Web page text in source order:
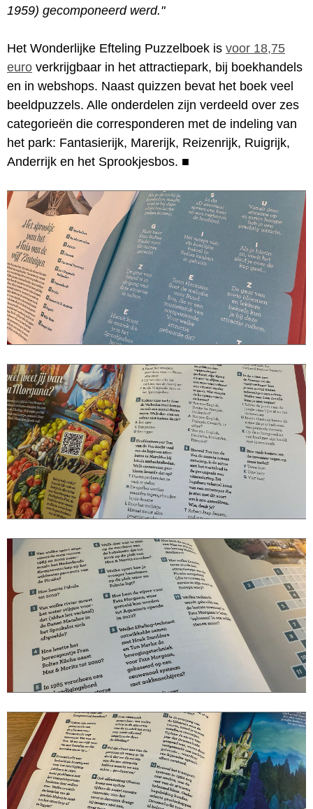
1959) gecomponeerd werd."
Het Wonderlijke Efteling Puzzelboek is voor 18,75
euro verkrijgbaar in het attractiepark, bij boekhandels
en in webshops. Naast quizzen bevat het boek veel
beeldpuzzels. Alle onderdelen zijn verdeeld over zes
categorieën die corresponderen met de indeling van
het park: Fantasierijk, Marerijk, Reizenrijk, Ruigrijk,
Anderrijk en het Sprookjesbos. ■